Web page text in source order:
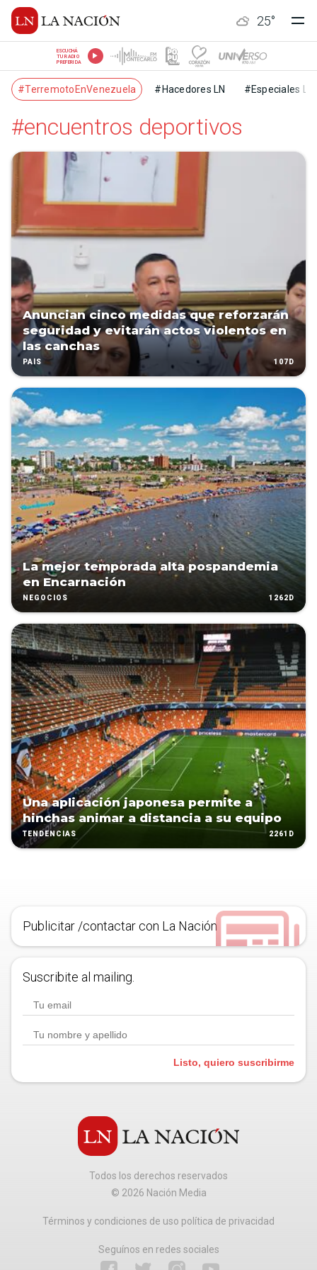
25°
ESCUCHÁ
TU RADIO
PREFERIDA
#TerremotoEnVenezuela #Hacedores LN #Especiales LN
#encuentros deportivos
Anuncian cinco medidas que reforzarán
seguridad y evitarán actos violentos en
las canchas
PAÍS 107D
La mejor temporada alta pospandemia
en Encarnación
NEGOCIOS 1262D
Una aplicación japonesa permite a
hinchas animar a distancia a su equipo
TENDENCIAS 2261D
Publicitar /contactar con La Nación
Suscribite al mailing.
Listo, quiero suscribirme
Todos los derechos reservados
© 2026 Nación Media
Términos y condiciones de uso política de privacidad
Seguínos en redes sociales